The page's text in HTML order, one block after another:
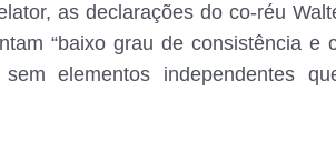
as declarações do co-réu
“baixo grau de consistência e
elementos independentes